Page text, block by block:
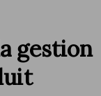
gestion